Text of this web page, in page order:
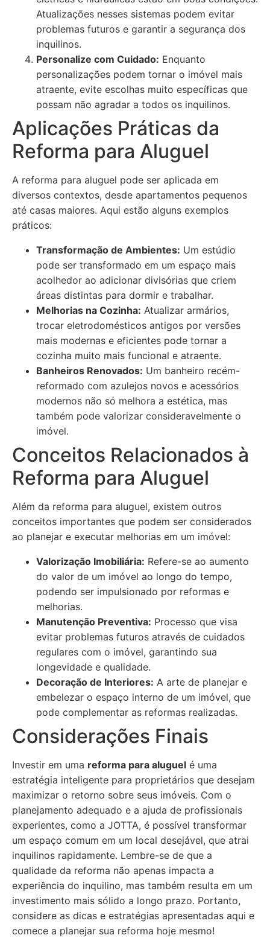
Atualizações nesses sistemas podem evitar
problemas futuros e garantir a segurança dos
inquilinos.
Personalize com Cuidado: Enquanto
personalizações podem tornar o imóvel mais
atraente, evite escolhas muito específicas que
possam não agradar a todos os inquilinos.
Aplicações Práticas da
Reforma para Aluguel
A reforma para aluguel pode ser aplicada em
diversos contextos, desde apartamentos pequenos
até casas maiores. Aqui estão alguns exemplos
práticos:
Transformação de Ambientes: Um estúdio
pode ser transformado em um espaço mais
acolhedor ao adicionar divisórias que criem
áreas distintas para dormir e trabalhar.
Melhorias na Cozinha: Atualizar armários,
trocar eletrodomésticos antigos por versões
mais modernas e eficientes pode tornar a
cozinha muito mais funcional e atraente.
Banheiros Renovados: Um banheiro recém-
reformado com azulejos novos e acessórios
modernos não só melhora a estética, mas
também pode valorizar consideravelmente o
imóvel.
Conceitos Relacionados à
Reforma para Aluguel
Além da reforma para aluguel, existem outros
conceitos importantes que podem ser considerados
ao planejar e executar melhorias em um imóvel:
Valorização Imobiliária: Refere-se ao aumento
do valor de um imóvel ao longo do tempo,
podendo ser impulsionado por reformas e
melhorias.
Manutenção Preventiva: Processo que visa
evitar problemas futuros através de cuidados
regulares com o imóvel, garantindo sua
longevidade e qualidade.
Decoração de Interiores: A arte de planejar e
embelezar o espaço interno de um imóvel, que
pode complementar as reformas realizadas.
Considerações Finais
Investir em uma reforma para aluguel é uma
estratégia inteligente para proprietários que desejam
maximizar o retorno sobre seus imóveis. Com o
planejamento adequado e a ajuda de profissionais
experientes, como a JOTTA, é possível transformar
um espaço comum em um local desejável, que atrai
inquilinos rapidamente. Lembre-se de que a
qualidade da reforma não apenas impacta a
experiência do inquilino, mas também resulta em um
investimento mais sólido a longo prazo. Portanto,
considere as dicas e estratégias apresentadas aqui e
comece a planejar sua reforma hoje mesmo!